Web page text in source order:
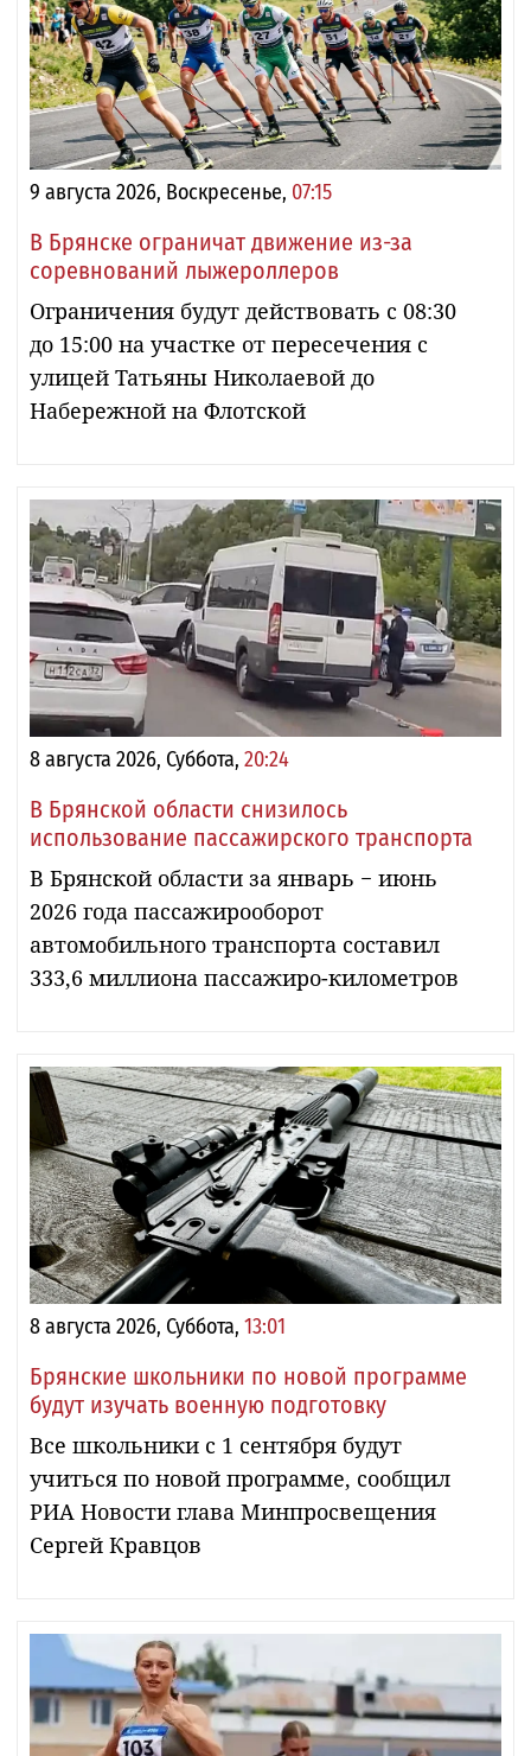
9 августа 2026, Воскресенье, 07:15
В Брянске ограничат движение из-за
соревнований лыжероллеров
Ограничения будут действовать с 08:30
до 15:00 на участке от пересечения с
улицей Татьяны Николаевой до
Набережной на Флотской
8 августа 2026, Суббота, 20:24
В Брянской области снизилось
использование пассажирского транспорта
В Брянской области за январь − июнь
2026 года пассажирооборот
автомобильного транспорта составил
333,6 миллиона пассажиро-километров
8 августа 2026, Суббота, 13:01
Брянские школьники по новой программе
будут изучать военную подготовку
Все школьники с 1 сентября будут
учиться по новой программе, сообщил
РИА Новости глава Минпросвещения
Сергей Кравцов